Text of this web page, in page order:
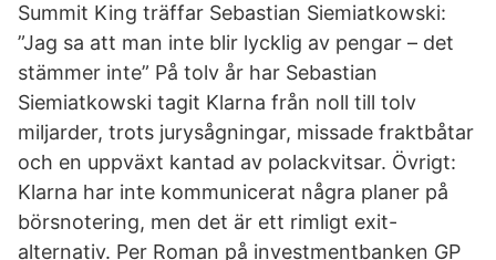
Summit King träffar Sebastian Siemiatkowski:
”Jag sa att man inte blir lycklig av pengar – det
stämmer inte” På tolv år har Sebastian
Siemiatkowski tagit Klarna från noll till tolv
miljarder, trots jurysågningar, missade fraktbåtar
och en uppväxt kantad av polackvitsar. Övrigt:
Klarna har inte kommunicerat några planer på
börsnotering, men det är ett rimligt exit-
alternativ. Per Roman på investmentbanken GP